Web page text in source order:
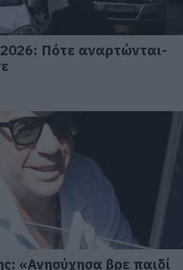
Πότε αναρτώνται-
«Ανησύχησα βρε παιδί